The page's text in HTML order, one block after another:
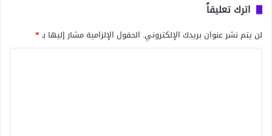
اترك تعليقاً
لن يتم نشر عنوان بريدك الإلكتروني. الحقول الإلزامية مشار إليها بـ*